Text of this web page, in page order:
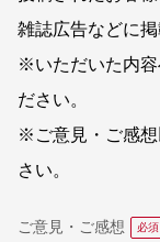
雑誌広告などに
※いただいた内容
ださい。
※ご意見・ご感想
さい。
ご意見・ご感想